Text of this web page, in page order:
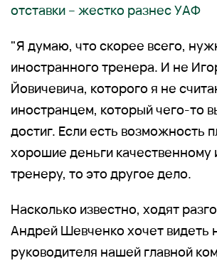
отставки – жестко разнес УАФ
"Я думаю, что скорее всего,
иностранного тренера. И не
Йовичевича, которого я не
иностранцем, который чего-то
достиг. Если есть возможность
хорошие деньги качественному
тренеру, то это другое дело.
Насколько известно, ходят
Андрей Шевченко хочет видеть
руководителя нашей главной